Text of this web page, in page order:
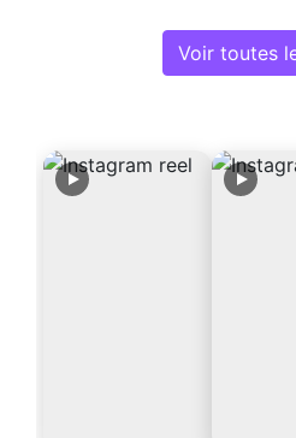
Voir toutes